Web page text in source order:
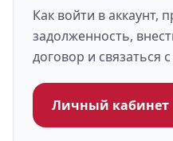
Как войти в аккаунт,
задолженность,
договор и связаться
Личный кабинет